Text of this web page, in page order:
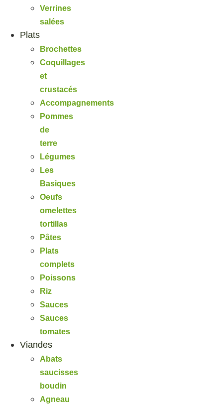
Verrines
salées
Plats
Brochettes
Coquillages
et
crustacés
Accompagnements
Pommes
de
terre
Légumes
Les
Basiques
Oeufs
omelettes
tortillas
Pâtes
Plats
complets
Poissons
Riz
Sauces
Sauces
tomates
Viandes
Abats
saucisses
boudin
Agneau